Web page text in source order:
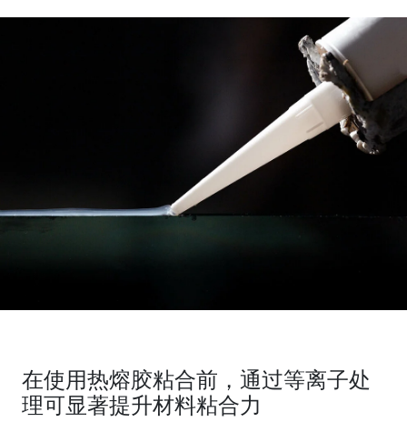
在使用热熔胶粘合前，通过等离子处
理可显著提升材料粘合力